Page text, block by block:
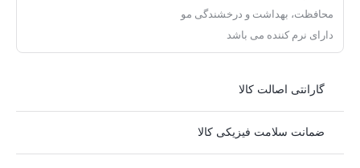
محافظت، بهداشت و درخشندگی مو
دارای نرم کننده می باشد
گارانتی اصالت کالا
ضمانت سلامت فیزیکی کالا